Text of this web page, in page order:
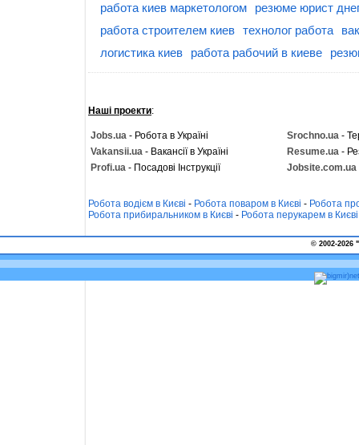
работа киев маркетологом
резюме юрист
работа строителем киев технолог работа
логистика киев
работа рабочий в киеве
Наші проекти:
Jobs.ua - Робота в Україні Srochno.ua -
Vakansii.ua - Вакансії в Україні Resume.ua -
Profi.ua - Посадові Інструкції Jobsite.com.ua
Робота водієм в Києві - Робота поваром в Києві - Робота
Робота прибиральником в Києві - Робота перукарем в Києві
© 2002-2026